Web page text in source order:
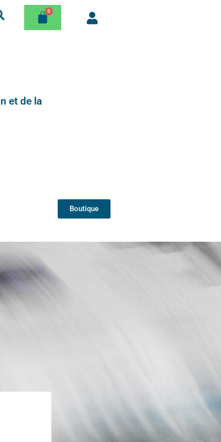
et de la
Boutique